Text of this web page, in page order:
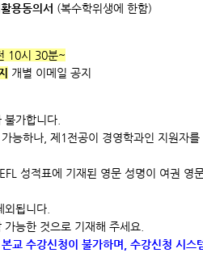
용동의서 (복수학위생에 한함)
10시 30분~
개별 이메일 공지
가합니다.
능하나, 제1전공이 경영학과인 지원자를
성적표에 기재된 영문 성명이 여권 영
됩니다.
능한 것으로 기재해 주세요.
교 수강신청이 불가하며, 수강신청 시스